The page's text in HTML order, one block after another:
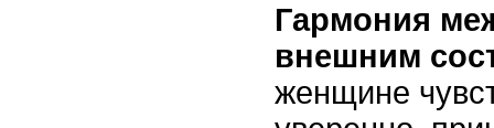
Гармония
внешним
женщине